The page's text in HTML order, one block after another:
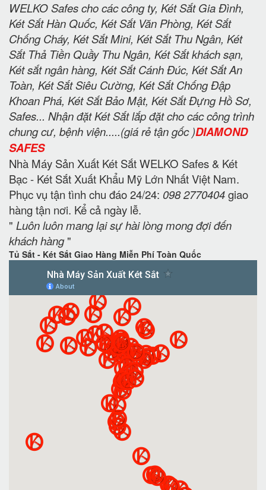
WELKO Safes cho các công ty, Két Sắt Gia Đình,
Két Sắt Hàn Quốc, Két Sắt Văn Phòng, Két Sắt
Chống Cháy, Két Sắt Mini, Két Sắt Thu Ngân, Két
Sắt Thả Tiền Quầy Thu Ngân, Két Sắt khách sạn,
Két sắt ngân hàng, Két Sắt Cánh Đúc, Két Sắt An
Toàn, Két Sắt Siêu Cường, Két Sắt Chống Đập
Khoan Phá, Két Sắt Bảo Mật, Két Sắt Đựng Hồ Sơ,
Safes... Nhận đặt Két Sắt lắp đặt cho các công trình
chung cư, bệnh viện.....(giá rẻ tận gốc )DIAMOND
SAFES
Nhà Máy Sản Xuất Két Sắt WELKO Safes & Két
Bạc - Két Sắt Xuất Khẩu Mỹ Lớn Nhất Việt Nam.
Phục vụ tận tình chu đáo 24/24: 098 2770404giao
hàng tận nơi. Kể cả ngày lễ.
" Luôn luôn mang lại sự hài lòng mong đợi đến
khách hàng"
Tủ Sắt - Két Sắt Giao Hàng Miễn Phí Toàn Quốc